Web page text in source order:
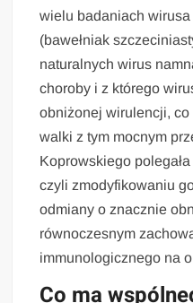
wielu badaniach wirusa
(bawełniak
naturalnych wirus
choroby i z którego
obniżonej wirulencji, co
walki z tym mocnym
Koprowskiego
czyli zmodyfikowaniu
odmiany o znacznie
równoczesnym
immunologicznego na
Co ma